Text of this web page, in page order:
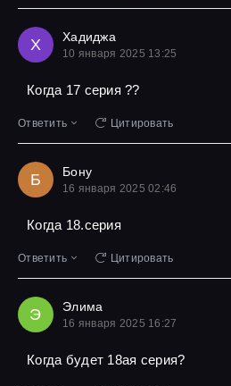
Х Хадиджа
10 января 2025 13:25
Когда 17 серия ??
Ответить Цитировать
Б Бону
16 января 2025 02:46
Когда 18.серия
Ответить Цитировать
Э Элима
16 января 2025 16:27
Когда будет 18ая серия?